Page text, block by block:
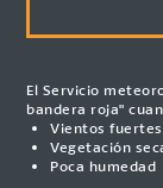
El Servicio
bandera roja"
Vientos fuertes
Vegetación
Poca humedad